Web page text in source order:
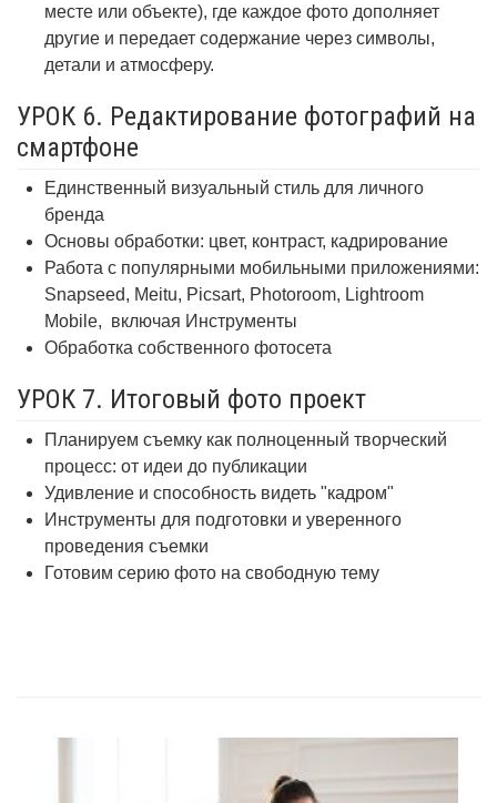
месте или объекте), где каждое фото дополняет
другие и передает содержание через символы,
детали и атмосферу.
УРОК 6. Редактирование фотографий на
смартфоне
Единственный визуальный стиль для личного
бренда
Основы обработки: цвет, контраст, кадрирование
Работа с популярными мобильными приложениями:
Snapseed, Meitu, Picsart, Photoroom, Lightroom
Mobile, включая Инструменты
Обработка собственного фотосета
УРОК 7. Итоговый фото проект
Планируем съемку как полноценный творческий
процесс: от идеи до публикации
Удивление и способность видеть "кадром"
Инструменты для подготовки и уверенного
проведения съемки
Готовим серию фото на свободную тему